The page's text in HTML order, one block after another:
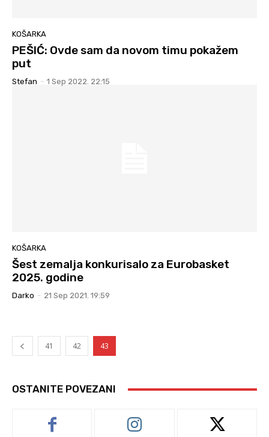
KOŠARKA
PEŠIĆ: Ovde sam da novom timu pokažem
put
Stefan - 1 Sep 2022. 22:15
KOŠARKA
Šest zemalja konkurisalo za Eurobasket
2025. godine
Darko - 21 Sep 2021. 19:59
41 42 43
OSTANITE POVEZANI